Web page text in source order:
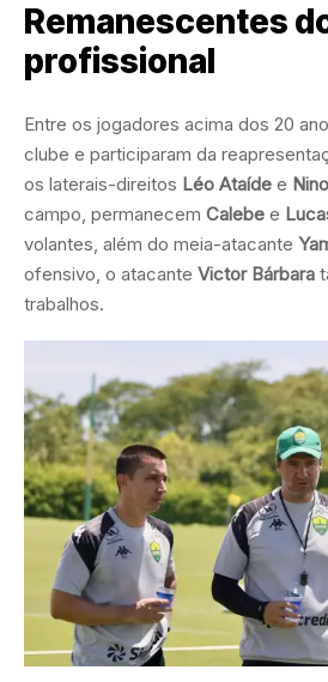
Remanescentes
profissional
Entre os jogadores acima dos 20
clube e participaram da
os laterais-direitos Léo Ataíde e
campo, permanecem Calebe e
volantes, além do meia-atacante
ofensivo, o atacante Victor Bárbara
trabalhos.